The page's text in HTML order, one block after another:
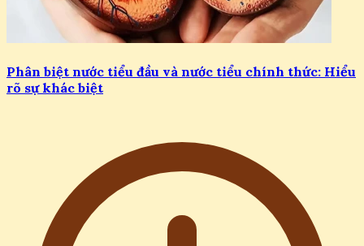
Phân biệt nước tiểu đầu và nước tiểu chính thức: Hiểu
rõ sự khác biệt